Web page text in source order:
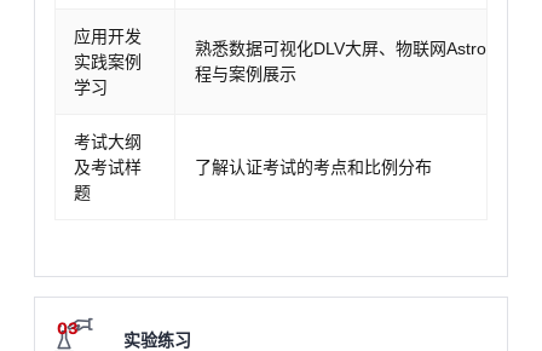
应用开发
实践案例
学习
熟悉数据可视化DLV大屏、物联网Astro轻应用
程与案例展示
考试大纲
及考试样
题
了解认证考试的考点和比例分布
03
实验练习